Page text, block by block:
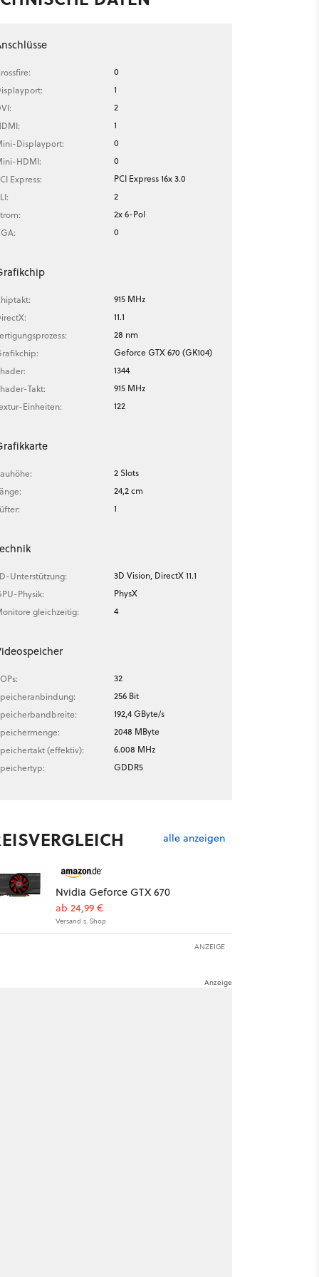
0
1
2
1
Displayport:
0
HDMI:
0
Express:
PCI Express 16x 3.0
2
2x 6-Pol
0
915 MHz
11.1
28 nm
Geforce GTX 670 (GK104)
1344
Takt:
915 MHz
Einheiten:
122
2 Slots
24,2 cm
1
Unterstützung:
3D Vision, DirectX 11.1
Physik:
PhysX
gleichzeitig:
4
32
256 Bit
192,4 GByte/s
2048 MByte
(effektiv):
6.008 MHz
GDDR5
alle anzeigen
Nvidia Geforce GTX 670
ab 24,99 €
Versand s. Shop
ANZEIGE